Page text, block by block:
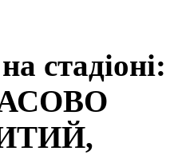
стадіоні: